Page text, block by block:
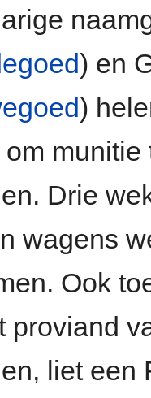
) en
)
om
Drie
wagens
Ook
proviand
liet een